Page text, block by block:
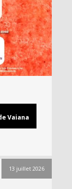
Vaiana
13 juillet 2026